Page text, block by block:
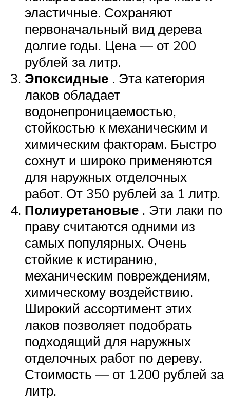
эластичные. Сохраняют
первоначальный вид дерева
долгие годы. Цена — от 200
рублей за литр.
Эпоксидные . Эта категория
лаков обладает
водонепроницаемостью,
стойкостью к механическим и
химическим факторам. Быстро
сохнут и широко применяются
для наружных отделочных
работ. От 350 рублей за 1 литр.
Полиуретановые . Эти лаки по
праву считаются одними из
самых популярных. Очень
стойкие к истиранию,
механическим повреждениям,
химическому воздействию.
Широкий ассортимент этих
лаков позволяет подобрать
подходящий для наружных
отделочных работ по дереву.
Стоимость — от 1200 рублей за
литр.